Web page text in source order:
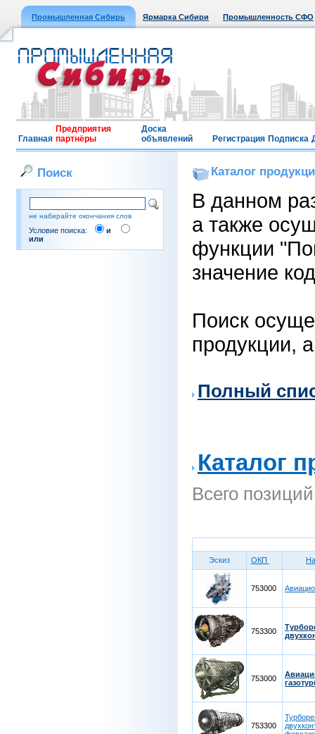
Промышленная Сибирь Ярмарка Сибири Промышленность СФО
Главная
Предприятия
партнёры
Доска
объявлений
Регистрация Подписка
Поиск
не набирайте окончания слов
Условие поиска:
и
или
Каталог
В данном
а также
функции
значение
Поиск
продукции,
Полный
Каталог
Всего
Эскиз ОКП
753000
753300
753000
753300